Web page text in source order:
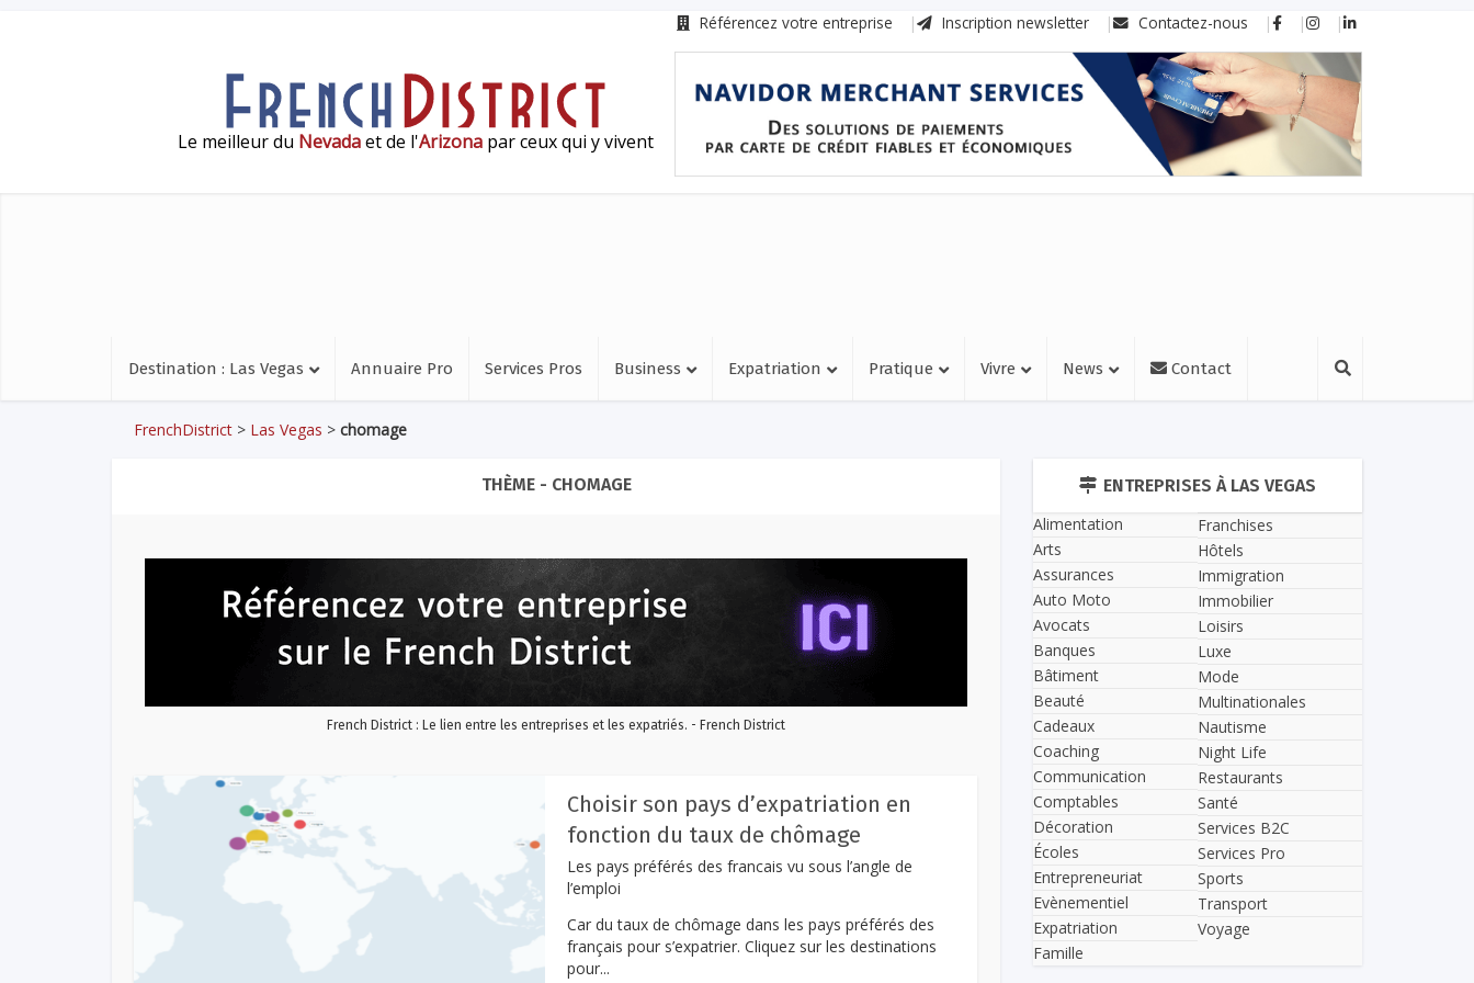
Référencez votre entreprise Inscription newsletter Contactez-nous
Le meilleur du Nevadaet de l'Arizona par ceux qui y vivent
Destination : Las Vegas Annuaire Pro Services Pros Business Expatriation Pratique Vivre News Contact
FrenchDistrict > Las Vegas > chomage
THÈME - CHOMAGE
French District : Le lien entre les entreprises et les expatriés. - French District
Choisir son pays d’expatriation en
fonction du taux de chômage
Les pays préférés des francais vu sous l’angle de
l’emploi
Car du taux de chômage dans les pays préférés des
français pour s’expatrier. Cliquez sur les destinations
pour...
ENTREPRISES À LAS VEGAS
Alimentation
Arts
Assurances
Auto Moto
Avocats
Banques
Bâtiment
Beauté
Cadeaux
Coaching
Communication
Comptables
Décoration
Écoles
Entrepreneuriat
Evènementiel
Expatriation
Famille
Franchises
Hôtels
Immigration
Immobilier
Loisirs
Luxe
Mode
Multinationales
Nautisme
Night Life
Restaurants
Santé
Services B2C
Services Pro
Sports
Transport
Voyage